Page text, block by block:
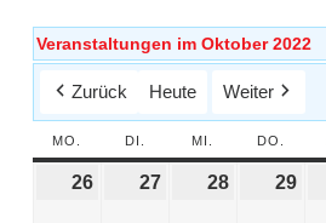
Veranstaltungen im Oktober 2022
Zurück Heute Weiter
MO. DI. MI. DO.
26 27 28 29